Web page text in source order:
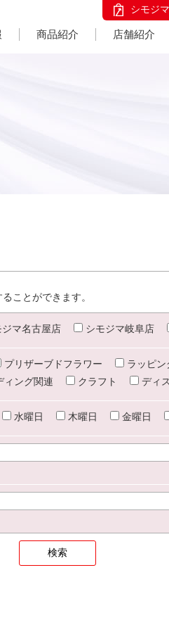
シモジ
商品紹介 店舗紹介
ことができます。
ジマ名古屋店 シモジマ岐阜店
プリザーブドフラワー ラッピン
ィング関連 クラフト ディ
水曜日 木曜日 金曜日